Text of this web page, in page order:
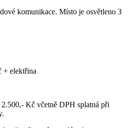
komunikace. Místo je osvětleno 3
+ elektřina
Kč včetně DPH splatná při